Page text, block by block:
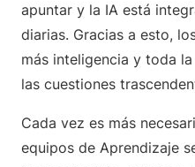
apuntar y la IA está
diarias. Gracias a esto,
más inteligencia y toda
las cuestiones
Cada vez es más
equipos de Aprendizaje